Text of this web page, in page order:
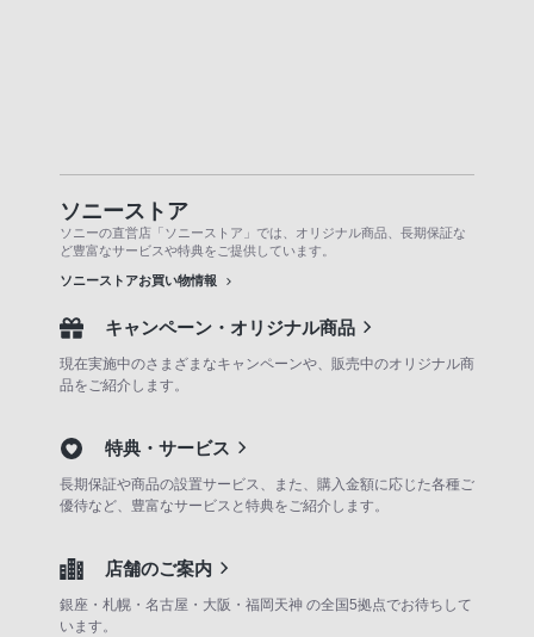
ソニーストア
ソニーの直営店「ソニーストア」では、オリジナル商品、長期保証な
ど豊富なサービスや特典をご提供しています。
ソニーストアお買い物情報
キャンペーン・オリジナル商品
現在実施中のさまざまなキャンペーンや、販売中のオリジナル商
品をご紹介します。
特典・サービス
長期保証や商品の設置サービス、また、購入金額に応じた各種ご
優待など、豊富なサービスと特典をご紹介します。
店舗のご案内
銀座・札幌・名古屋・大阪・福岡天神 の全国5拠点でお待ちして
います。